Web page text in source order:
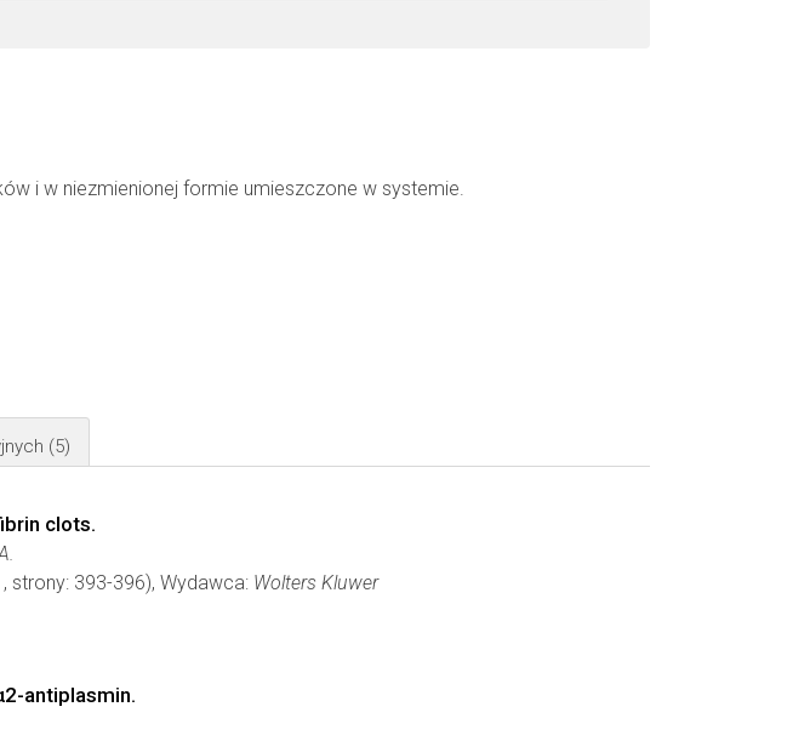
i w niezmienionej formie umieszczone w systemie.
(5)
clots.
strony: 393-396), Wydawca: Wolters Kluwer
antiplasmin.